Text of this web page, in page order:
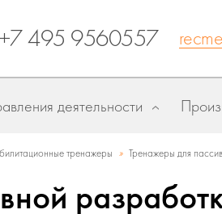
+7 495 9560557
деятельности
тренажеры » Тренажеры для